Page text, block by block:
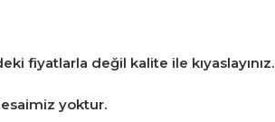
fiyatlarla değil kalite ile kıyaslayınız.
yoktur.